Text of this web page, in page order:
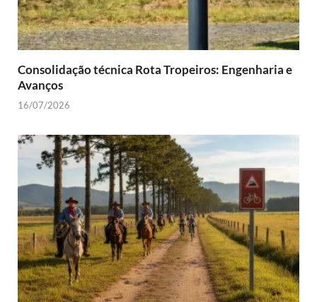
Consolidação técnica Rota Tropeiros: Engenharia e
Avanços
16/07/2026